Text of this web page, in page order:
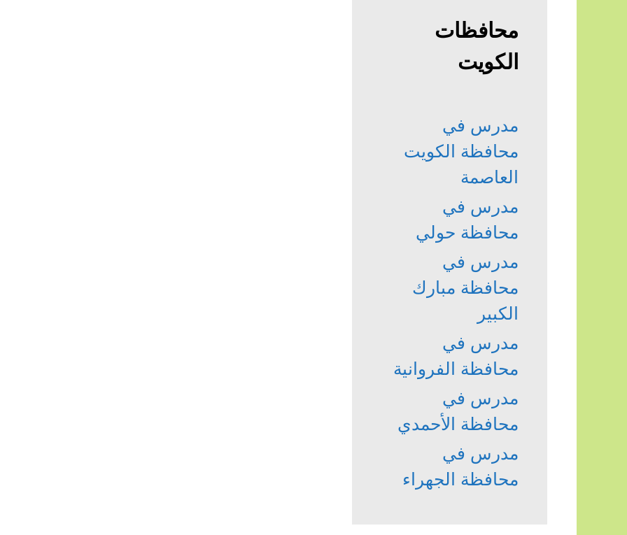
محافظات
الكويت
مدرس في
محافظة الكويت
العاصمة
مدرس في
محافظة حولي
مدرس في
محافظة مبارك
الكبير
مدرس في
محافظة الفروانية
مدرس في
محافظة الأحمدي
مدرس في
محافظة الجهراء